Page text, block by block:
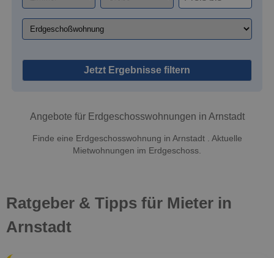
Jetzt Ergebnisse filtern
Angebote für Erdgeschosswohnungen in Arnstadt
Finde eine Erdgeschosswohnung in Arnstadt . Aktuelle
Mietwohnungen im Erdgeschoss.
Ratgeber & Tipps für Mieter in
Arnstadt